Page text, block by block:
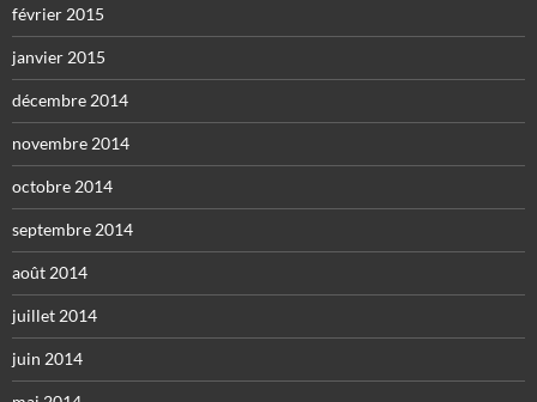
février 2015
janvier 2015
décembre 2014
novembre 2014
octobre 2014
septembre 2014
août 2014
juillet 2014
juin 2014